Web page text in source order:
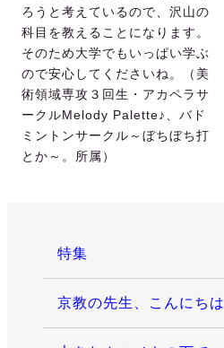
ろうと考えているので、沢山の
科目を教えることになります。
そのため大学でもいっぱい学ぶ
ので安心してくださいね。（美
術領域専攻３回生・ アカペラサ
ークルMelody Palette♪、バド
ミントンサークル～ぼちぼち打
とか～。所属 ）
特集
京教の先生、こんにちは